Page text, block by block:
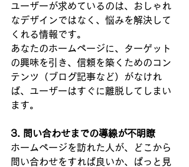
ユーザーが求めているのは、おしゃれ
なデザインではなく、悩みを解決して
くれる情報です。
あなたのホームページに、ターゲット
の興味を引き、信頼を築くためのコン
テンツ（ブログ記事など）がなけれ
ば、ユーザーはすぐに離脱してしまい
ます。
3. 問い合わせまでの導線が不明瞭
ホームページを訪れた人が、どこから
問い合わせをすれば良いか、ぱっと見